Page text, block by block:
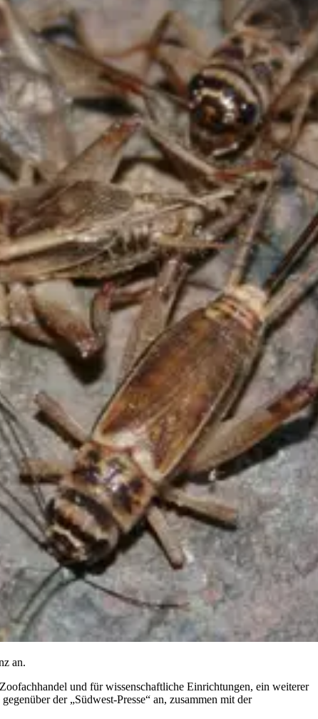
an.
und für wissenschaftliche Einrichtungen, ein weiterer
der „Südwest-Presse“ an, zusammen mit der